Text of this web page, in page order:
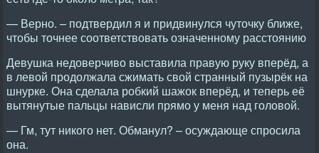
— Верно. – подтвердил я и придвинулся чуточку ближе,
чтобы точнее соответствовать означенному расстоянию
Девушка недоверчиво выставила правую руку вперёд, а
в левой продолжала сжимать свой странный пузырёк на
шнурке. Она сделала робкий шажок вперёд, и теперь её
вытянутые пальцы нависли прямо у меня над головой.
— Гм, тут никого нет. Обманул? – осуждающе спросила
она.